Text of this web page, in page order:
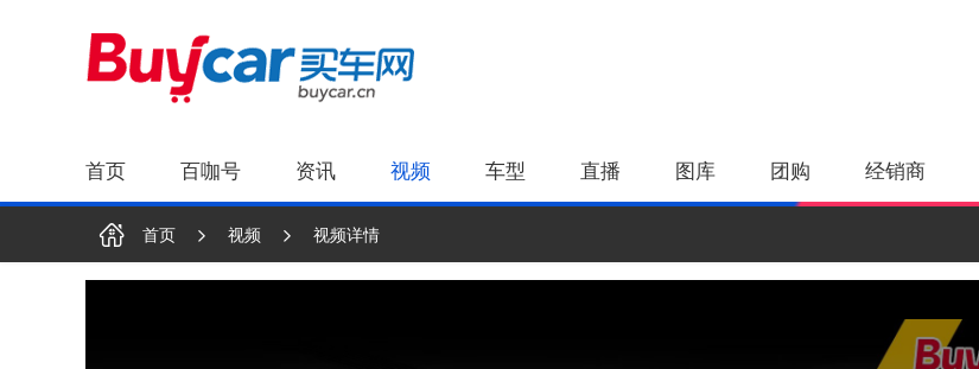
首页 百咖号 资讯 视频 车型 直播 图库 团购 经销商
首页 视频 视频详情